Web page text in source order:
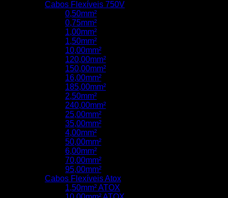
Cabos Flexíveis 750V
0,50mm²
0,75mm²
1,00mm²
1,50mm²
10,00mm²
120,00mm²
150,00mm²
16,00mm²
185,00mm²
2,50mm²
240,00mm²
25,00mm²
35,00mm²
4,00mm²
50,00mm²
6,00mm²
70,00mm²
95,00mm²
Cabos Flexíveis Atox
1,50mm² ATOX